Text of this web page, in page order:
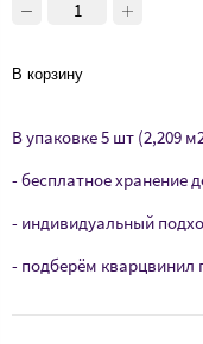
В корзину
В упаковке 5 шт (2,209
- бесплатное хранение
- индивидуальный
- подберём кварцвинил